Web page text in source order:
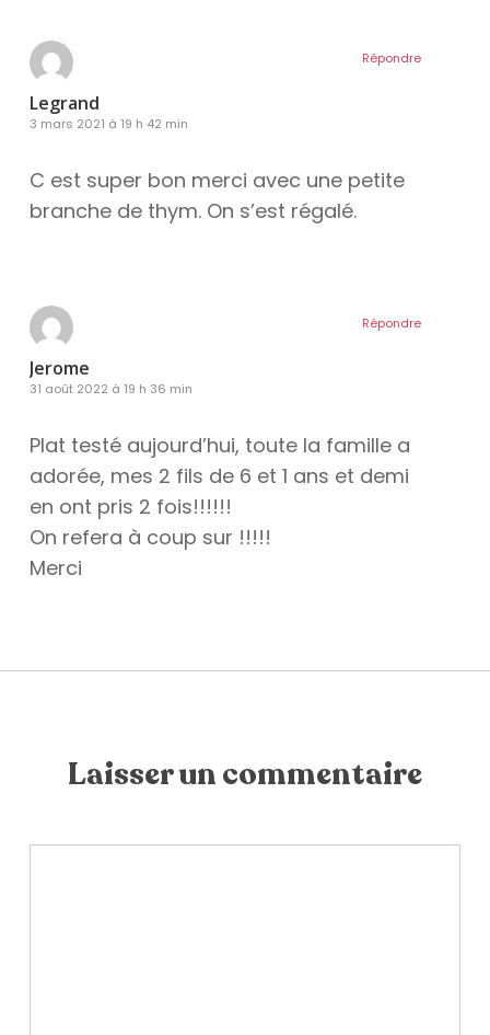
Legrand
3 mars 2021 à 19 h 42 min
C est super bon merci avec une petite
branche de thym. On s’est régalé.
Répondre
Jerome
31 août 2022 à 19 h 36 min
Plat testé aujourd’hui, toute la famille a
adorée, mes 2 fils de 6 et 1 ans et demi
en ont pris 2 fois!!!!!!
On refera à coup sur !!!!!
Merci
Répondre
Laisser un commentaire